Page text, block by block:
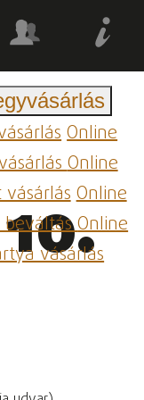
Online
Online
Online
beváltásOnline
vásárlás